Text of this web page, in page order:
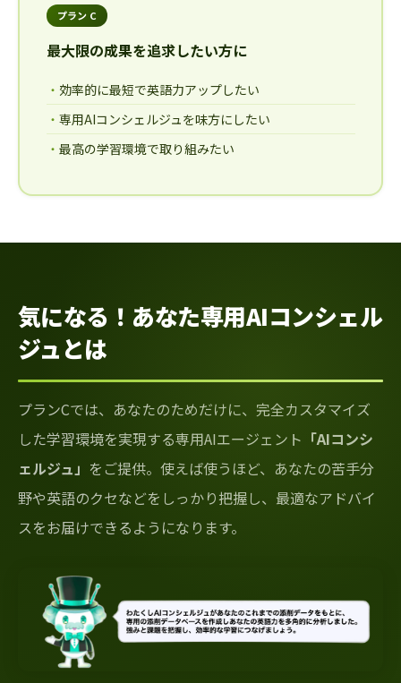
プラン C
最大限の成果を追求したい方に
効率的に最短で英語力アップしたい
専用AIコンシェルジュを味方にしたい
最高の学習環境で取り組みたい
気になる！あなた専用AIコンシェル
ジュとは
プランCでは、あなたのためだけに、完全カスタマイズ
した学習環境を実現する専用AIエージェント 「AIコンシ
ェルジュ」 をご提供。使えば使うほど、あなたの苦手分
野や英語のクセなどをしっかり把握し、最適なアドバイ
スをお届けできるようになります。